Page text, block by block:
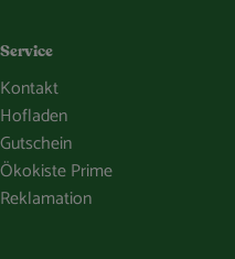
Service
Kontakt
Hofladen
Gutschein
Ökokiste Prime
Reklamation